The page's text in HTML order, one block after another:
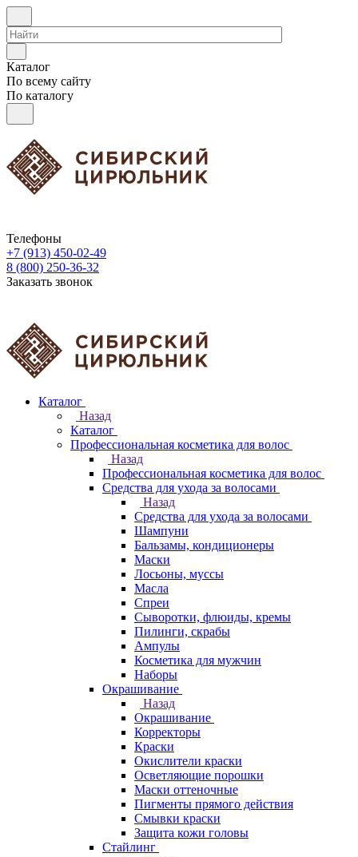
Каталог
По всему сайту
По каталогу
Телефоны
+7 (913) 450-02-49
8 (800) 250-36-32
Заказать звонок
Каталог
Назад
Каталог
Профессиональная косметика для волос
Назад
Профессиональная косметика для волос
Средства для ухода за волосами
Назад
Средства для ухода за волосами
Шампуни
Бальзамы, кондиционеры
Маски
Лосьоны, муссы
Масла
Спреи
Сыворотки, флюиды, кремы
Пилинги, скрабы
Ампулы
Косметика для мужчин
Наборы
Окрашивание
Назад
Окрашивание
Корректоры
Краски
Окислители краски
Осветляющие порошки
Маски оттеночные
Пигменты прямого действия
Смывки краски
Защита кожи головы
Стайлинг